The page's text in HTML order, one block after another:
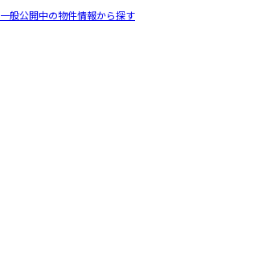
一般公開中の物件情報から探す